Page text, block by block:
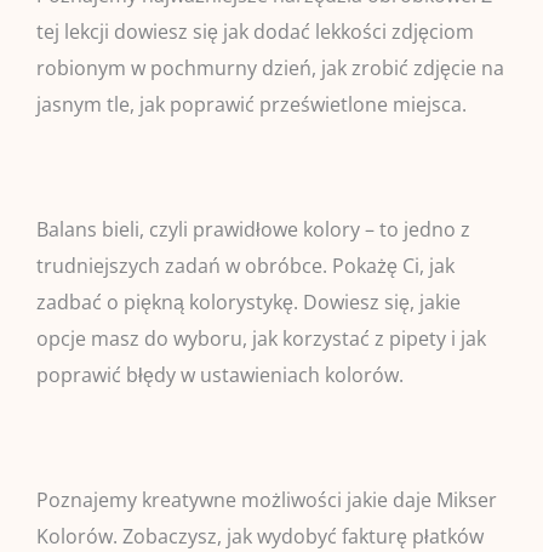
tej lekcji dowiesz się jak dodać lekkości zdjęciom
robionym w pochmurny dzień, jak zrobić zdjęcie na
jasnym tle, jak poprawić prześwietlone miejsca.
Balans bieli, czyli prawidłowe kolory – to jedno z
trudniejszych zadań w obróbce. Pokażę Ci, jak
zadbać o piękną kolorystykę. Dowiesz się, jakie
opcje masz do wyboru, jak korzystać z pipety i jak
poprawić błędy w ustawieniach kolorów.​
Poznajemy kreatywne możliwości jakie daje Mikser
Kolorów. Zobaczysz, jak wydobyć fakturę płatków